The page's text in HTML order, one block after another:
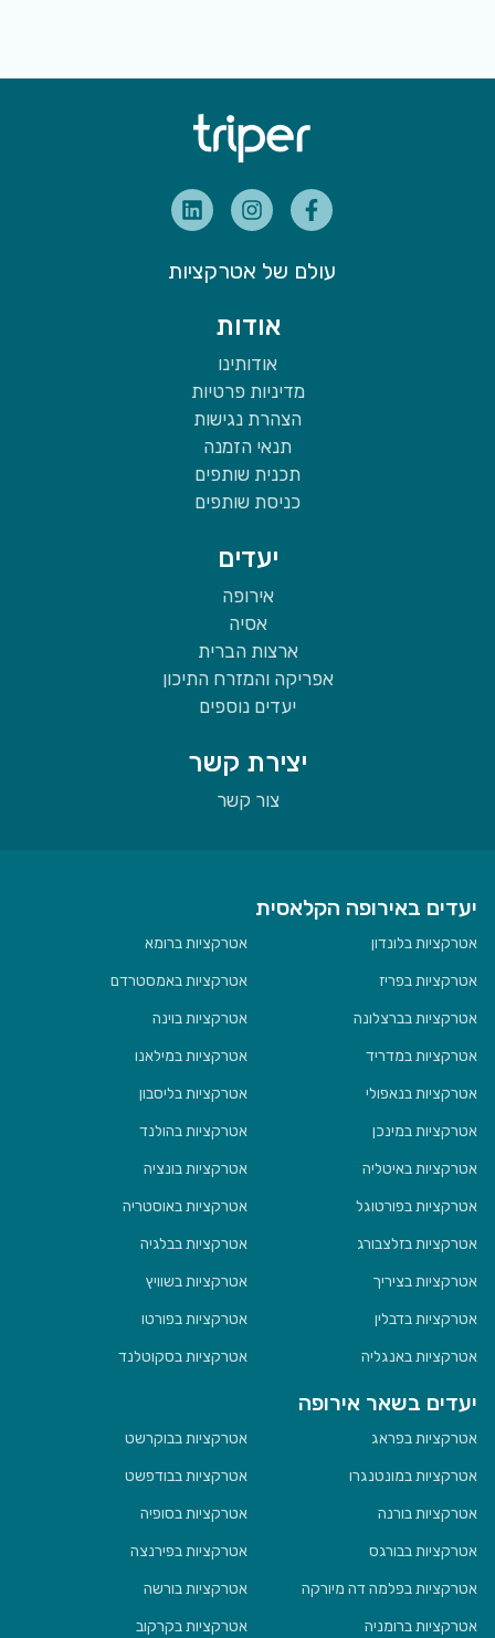
עולם של אטרקציות
אודות
אודותינו
מדיניות פרטיות
הצהרת נגישות
תנאי הזמנה
תכנית שותפים
כניסת שותפים
יעדים
אירופה
אסיה
ארצות הברית
אפריקה והמזרח התיכון
יעדים נוספים
יצירת קשר
צור קשר
יעדים באירופה הקלאסית
אטרקציות בלונדון
אטרקציות ברומא
אטרקציות בפריז
אטרקציות באמסטרדם
אטרקציות בברצלונה
אטרקציות בוינה
אטרקציות במדריד
אטרקציות במילאנו
אטרקציות בנאפולי
אטרקציות בליסבון
אטרקציות במינכן
אטרקציות בהולנד
אטרקציות באיטליה
אטרקציות בונציה
אטרקציות בפורטוגל
אטרקציות באוסטריה
אטרקציות בזלצבורג
אטרקציות בבלגיה
אטרקציות בציריך
אטרקציות בשוויץ
אטרקציות בדבלין
אטרקציות בפורטו
אטרקציות באנגליה
אטרקציות בסקוטלנד
יעדים בשאר אירופה
אטרקציות בפראג
אטרקציות בבוקרשט
אטרקציות במונטנגרו
אטרקציות בבודפשט
אטרקציות בורנה
אטרקציות בסופיה
אטרקציות בבורגס
אטרקציות בפירנצה
אטרקציות בפלמה דה מיורקה
אטרקציות בורשה
אטרקציות ברומניה
אטרקציות בקרקוב